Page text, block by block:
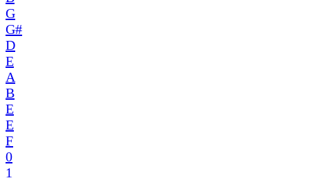
G
G#
D
E
A
B
E
E
F
0
1